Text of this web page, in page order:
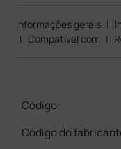
Informações gerais |
| Compatível com |
Código:
Código do